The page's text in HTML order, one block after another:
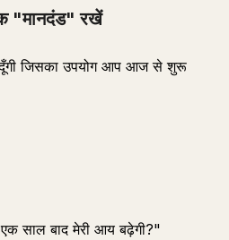
"मानदंड" रखें
जिसका उपयोग आप आज से शुरू
साल बाद मेरी आय बढ़ेगी?"